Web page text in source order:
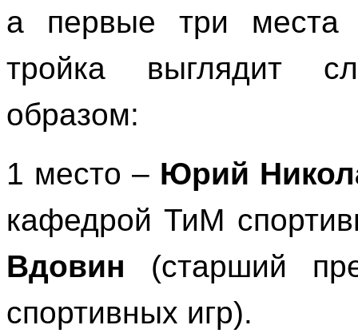
а первые три места
тройка выглядит
образом:
1 место – Юрий
кафедрой ТиМ
Вдовин (старший
спортивных игр).